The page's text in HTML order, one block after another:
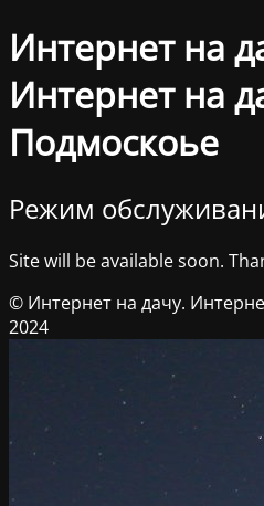
Интернет на
Интернет на
Подмоскоье
Режим
Site will be available soon.
© Интернет на дачу.
2024